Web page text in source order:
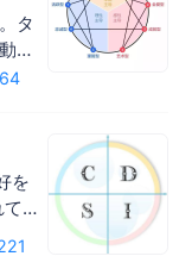
タ
を
を